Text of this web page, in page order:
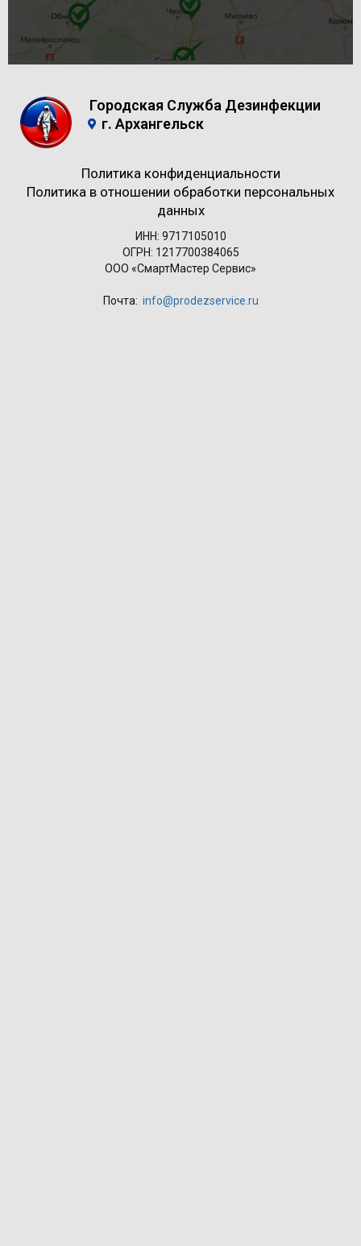
Городская Служба Дезинфекции
г. Архангельск
Политика конфиденциальности
Политика в отношении обработки персональных
данных
ИНН: 9717105010
ОГРН: 1217700384065
ООО «СмартМастер Сервис»
Почта: info@prodezservice.ru